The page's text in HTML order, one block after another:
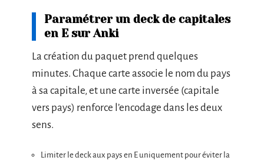
Paramétrer un deck de capitales
en E sur Anki
La création du paquet prend quelques
minutes. Chaque carte associe le nom du pays
à sa capitale, et une carte inversée (capitale
vers pays) renforce l’encodage dans les deux
sens.
Limiter le deck aux pays en E uniquement pour éviter la